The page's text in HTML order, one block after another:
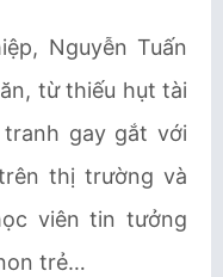
Nguyễn Tuấn
từ thiếu hụt tài
gay gắt với
thị trường và
viên tin tưởng
trẻ…